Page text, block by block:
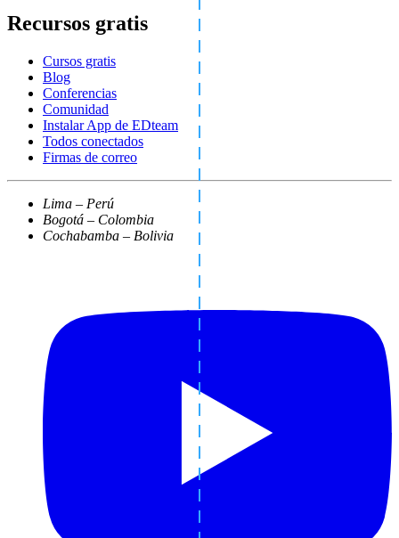
Recursos gratis
Cursos gratis
Blog
Conferencias
Comunidad
Instalar App de EDteam
Todos conectados
Firmas de correo
Lima – Perú
Bogotá – Colombia
Cochabamba – Bolivia